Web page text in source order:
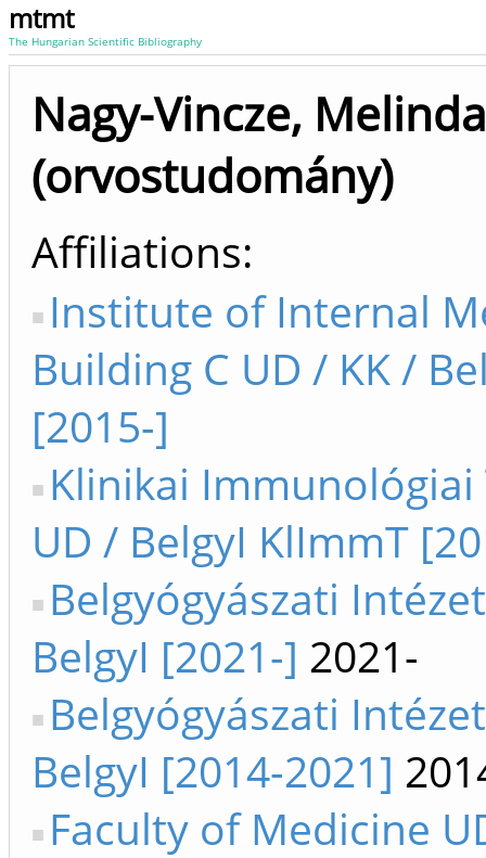
mtmt
The Hungarian Scientific Bibliography
Nagy-Vincze, Melinda
(orvostudomány)
Affiliations
Institute of Internal
Building C UD / KK /
[2015-]
Klinikai Immunológiai
UD / BelgyI KlImmT
Belgyógyászati
BelgyI [2021-] 2021-
Belgyógyászati
BelgyI [2014-2021]
Faculty of Medicine